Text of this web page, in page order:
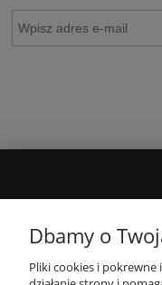
Dbamy o
Pliki cookies i